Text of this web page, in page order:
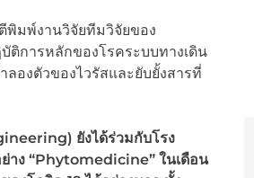
มพ์งานวิจัยทีมวิจัยของ
ติการหลักของโรคระบบทางเดิน
ลองตัวของไวรัสและยับยั้งสารที่
ยังได้ร่วมกับโรง
าง “Phytomedicine” ในเดือน